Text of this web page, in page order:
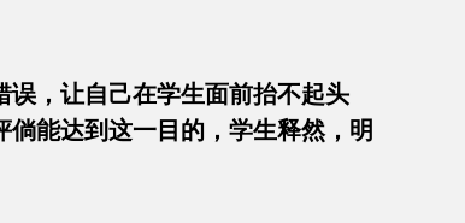
，让自己在学生面前抬不起头
能达到这一目的，学生释然，明